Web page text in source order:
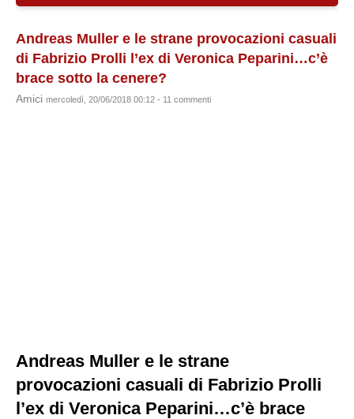
Andreas Muller e le strane provocazioni casuali
di Fabrizio Prolli l’ex di Veronica Peparini…c’è
brace sotto la cenere?
Amici mercoledì, 20/06/2018 00:12 - 11 commenti
Andreas Muller e le strane
provocazioni casuali di Fabrizio Prolli
l’ex di Veronica Peparini…c’è brace